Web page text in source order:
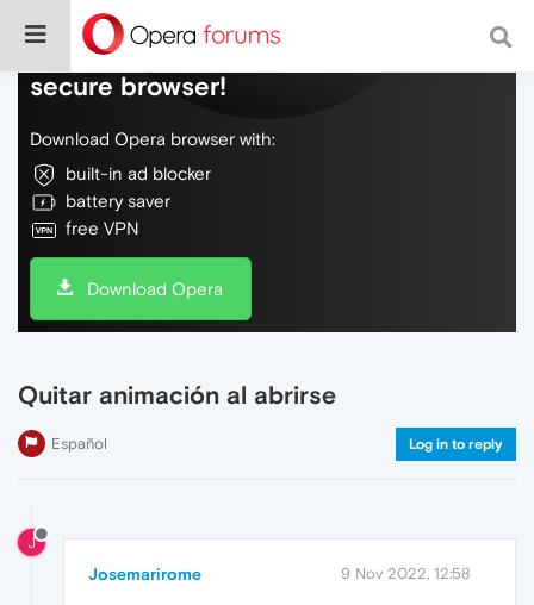
Do more on the web, with a fast and
secure browser!
Download Opera browser with:
built-in ad blocker
battery saver
free VPN
Download Opera
Quitar animación al abrirse
Español Log in to reply
J
Josemarirome 9 Nov 2022, 12:58